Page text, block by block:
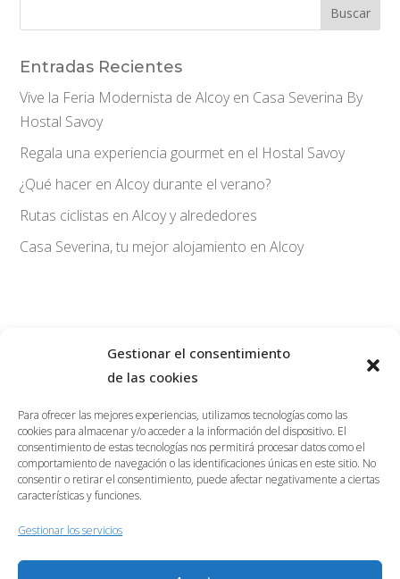
Gestionar el consentimiento
de las cookies
Para ofrecer las mejores experiencias, utilizamos tecnologías como las
cookies para almacenar y/o acceder a la información del dispositivo. El
consentimiento de estas tecnologías nos permitirá procesar datos como el
comportamiento de navegación o las identificaciones únicas en este sitio. No
consentir o retirar el consentimiento, puede afectar negativamente a ciertas
características y funciones.
Gestionar los servicios
Entradas Recientes
Vive la Feria Modernista de Alcoy en Casa Severina By
Hostal Savoy
Regala una experiencia gourmet en el Hostal Savoy
¿Qué hacer en Alcoy durante el verano?
Rutas ciclistas en Alcoy y alrededores
Casa Severina, tu mejor alojamiento en Alcoy
656323488
BLOG
RESERVAR
Carrer Casa Blanca, 26, 03801, Alcoi (Alacant)